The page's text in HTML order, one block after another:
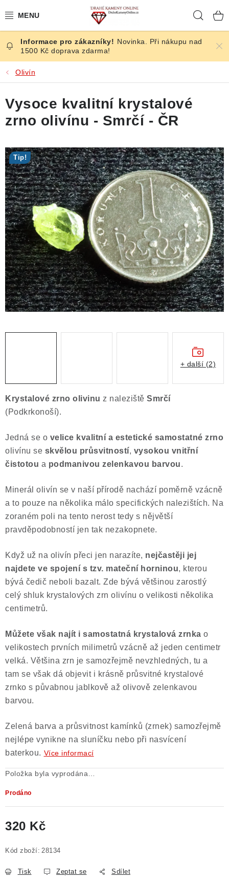
na
ČESKÉ KAMENY
ŠPERKY
KAMENY ZE SVĚTA
BROUŠENÉ
SLEVY
ÚČINKY
KRYSTALY
ČLÁNKY
NALEZIŠTĚ
NÁŠ PŘÍBĚH
VIDEOGALERIE
Ochrana osobních údajů
Formulář pro uplatnění reklamace
Formulář pro odstoupení od smlouvy
Novinka. Při nákupu nad
1500 Kč doprava zdarma!
Olivín
Krystalové zrno olivinu z naleziště Smrčí
(Podkrkonoší).
Jedná se o velice kvalitní a estetické samostatné zrno
olivínu se skvělou průsvitností, vysokou vnitřní
čistotou a podmanivou zelenkavou barvou.
Minerál olivín se v naší přírodě nachází poměrně vzácně
a to pouze na několika málo specifických nalezištích. Na
zoraném poli na tento nerost tedy s nějvětší
pravděpodobností jen tak nezakopnete.
Když už na olivín přeci jen narazíte, nejčastěji jej
najdete ve spojení s tzv. mateční horninou, kterou
bývá čedič neboli bazalt. Zde bývá většinou zarostlý
celý shluk krystalových zrn olivínu o velikosti několika
centimetrů.
Můžete však najít i samostatná krystalová zrnka o
velikostech prvních milimetrů vzácně až jeden centimetr
velká. Většina zrn je samozřejmě nevzhledných, tu a
tam se však dá objevit i krásně průsvitné krystalové
zrnko s půvabnou jablkově až olivově zelenkavou
barvou.
Zelená barva a průsvitnost kamínků (zrnek) samozřejmě
nejlépe vynikne na sluníčku nebo při nasvícení
baterkou. Více informací
Položka byla vyprodána…
Prodáno
320 Kč
Kód zboží: 28134
Tisk Zeptat se Sdílet
Vysoce kvalitní krystalové
zrno olivínu - Smrčí - ČR
Tip!
+ další (2)